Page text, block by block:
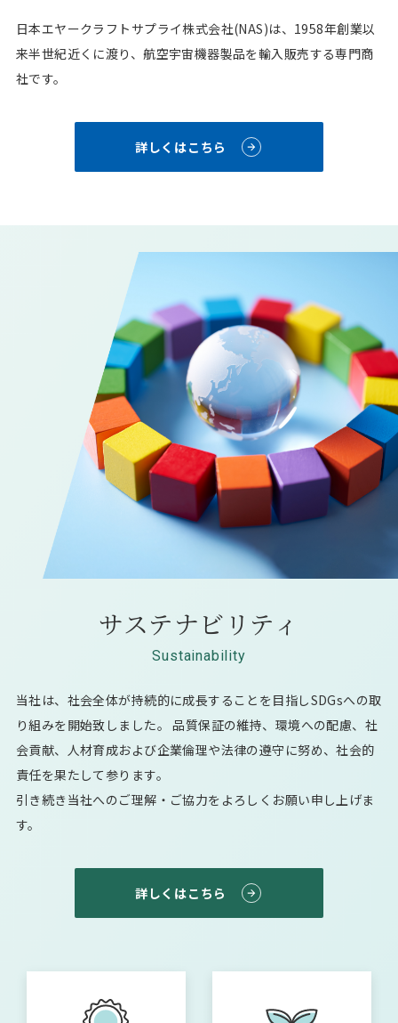
日本エヤークラフトサプライ株式会社(NAS)は、1958年創業以
来半世紀近くに渡り、航空宇宙機器製品を輸入販売する専門商
社です。
詳しくはこちら
サステナビリティ
Sustainability
当社は、社会全体が持続的に成長することを目指しSDGsへの取
り組みを開始致しました。 品質保証の維持、環境への配慮、社
会貢献、人材育成および企業倫理や法律の遵守に努め、社会的
責任を果たして参ります。
引き続き当社へのご理解・ご協力をよろしくお願い申し上げま
す。
詳しくはこちら